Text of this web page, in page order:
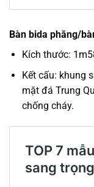
Bàn bida phăng/
Kích thước:
Kết cấu: khung
mặt đá Trung
chống cháy.